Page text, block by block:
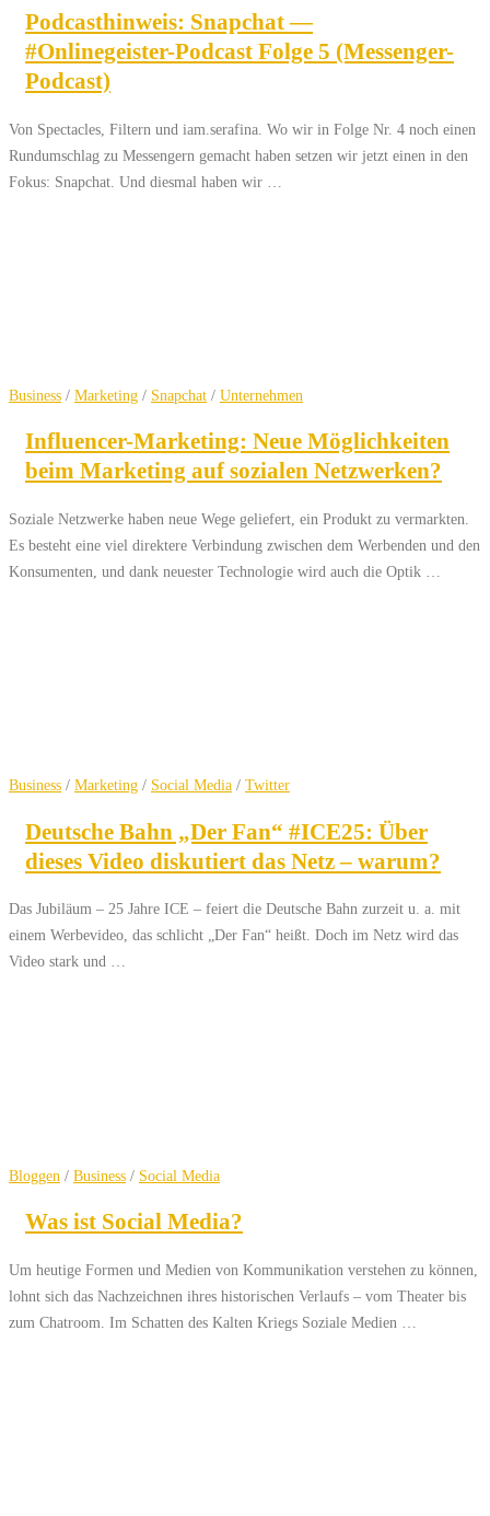
Podcasthinweis: Snapchat —
#Onlinegeister-Podcast Folge 5 (Messenger-
Podcast)
Von Spectacles, Filtern und iam.serafina. Wo wir in Folge Nr. 4 noch einen
Rundumschlag zu Messengern gemacht haben setzen wir jetzt einen in den
Fokus: Snapchat. Und diesmal haben wir …
Business / Marketing / Snapchat / Unternehmen
Influencer-Marketing: Neue Möglichkeiten
beim Marketing auf sozialen Netzwerken?
Soziale Netzwerke haben neue Wege geliefert, ein Produkt zu vermarkten.
Es besteht eine viel direktere Verbindung zwischen dem Werbenden und den
Konsumenten, und dank neuester Technologie wird auch die Optik …
Business / Marketing / Social Media / Twitter
Deutsche Bahn „Der Fan“ #ICE25: Über
dieses Video diskutiert das Netz – warum?
Das Jubiläum – 25 Jahre ICE – feiert die Deutsche Bahn zurzeit u. a. mit
einem Werbevideo, das schlicht „Der Fan“ heißt. Doch im Netz wird das
Video stark und …
Bloggen / Business / Social Media
Was ist Social Media?
Um heutige Formen und Medien von Kommunikation verstehen zu können,
lohnt sich das Nachzeichnen ihres historischen Verlaufs – vom Theater bis
zum Chatroom. Im Schatten des Kalten Kriegs Soziale Medien …